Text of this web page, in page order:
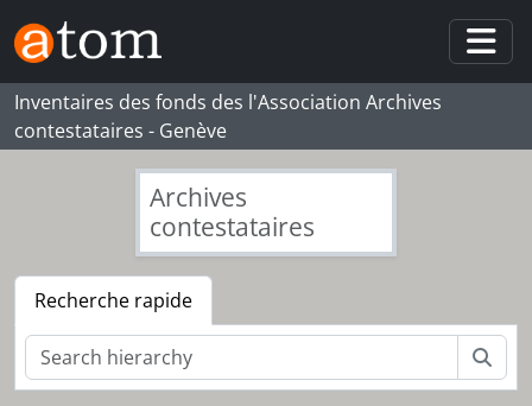
Skip to main content
Inventaires des fonds des l'Association Archives
contestataires - Genève
Archives
contestataires
Recherche rapide